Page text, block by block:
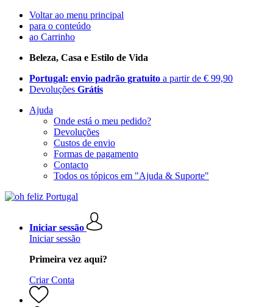
Voltar ao menu principal
para o conteúdo
ao Carrinho
Beleza, Casa e Estilo de Vida
Portugal: envio padrão gratuito a partir de € 99,90
Devoluções Grátis
Ajuda
Onde está o meu pedido?
Devoluções
Custos de envio
Formas de pagamento
Contacto
Todos os tópicos em "Ajuda & Suporte"
Iniciar sessão
Iniciar sessão
Primeira vez aqui?
Criar Conta